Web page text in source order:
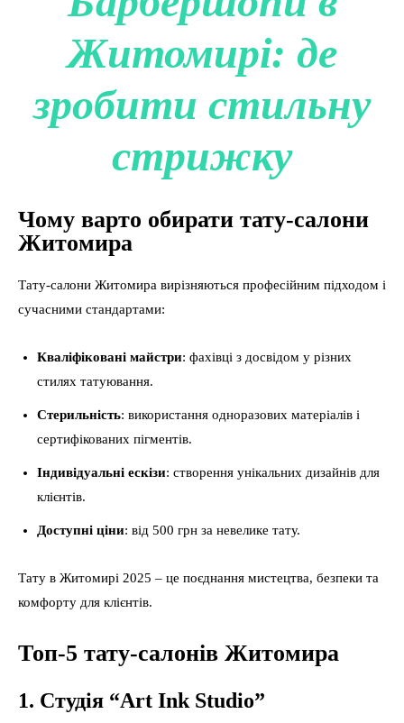
Житомирі: де
зробити стильну
стрижку
Чому варто обирати тату-салони
Житомира
Тату-салони Житомира вирізняються професійним підходом і
сучасними стандартами:
Кваліфіковані майстри: фахівці з досвідом у різних
стилях татуювання.
Стерильність: використання одноразових матеріалів і
сертифікованих пігментів.
Індивідуальні ескізи: створення унікальних дизайнів для
клієнтів.
Доступні ціни: від 500 грн за невелике тату.
Тату в Житомирі 2025 – це поєднання мистецтва, безпеки та
комфорту для клієнтів.
Топ-5 тату-салонів Житомира
1. Студія “Art Ink Studio”